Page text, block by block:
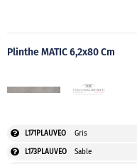
Plinthe MATIC 6,2x80 Cm
L171PLAUVEO Gris
L173PLAUVEO Sable